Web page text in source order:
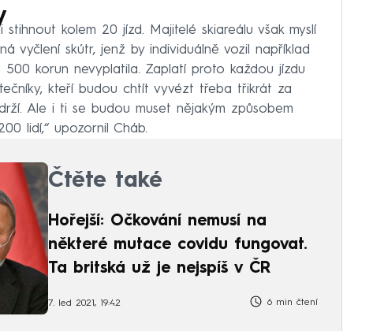
kolem 20 jízd. Majitelé skiareálu však myslí
vyčlení skútr, jenž by individuálně vozil například
korun nevyplatila. Zaplatí proto každou jízdu
kteří budou chtít vyvézt třeba třikrát za
Ale i ti se budou muset nějakým způsobem
lidí,“ upozornil Cháb.
Čtěte také
Hořejší: Očkování nemusí na
některé mutace covidu fungovat.
Ta britská už je nejspíš v ČR
7. led 2021, 19:42 6 min čtení